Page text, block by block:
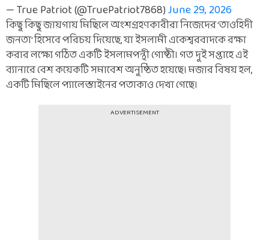
— True Patriot (@TruePatriot7868)June 29, 2026
কিছু কিছু জায়গায় মিছিলে অংশগ্রহণকারীরা নিজেদের 'তাওহিদী
জনতা' হিসেবে পরিচয় দিয়েছে, যা ইসলামী একেশ্বরবাদকে রক্ষা
করার লক্ষ্যে গঠিত একটি ইসলামপন্থী গোষ্ঠী। গত দুই সপ্তাহে এই
ব্যানারে বেশ কয়েকটি সমাবেশ অনুষ্ঠিত হয়েছে। মজার বিষয় হল,
একটি মিছিলে প্যালেস্তাইনের পতাকাও দেখা গেছে।
ADVERTISEMENT